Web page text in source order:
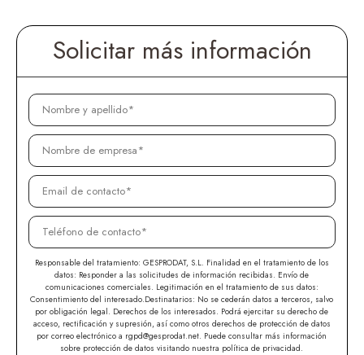
Solicitar más información
Responsable del tratamiento: GESPRODAT, S.L. Finalidad en el tratamiento de los
datos: Responder a las solicitudes de información recibidas. Envío de
comunicaciones comerciales. Legitimación en el tratamiento de sus datos:
Consentimiento del interesado.Destinatarios: No se cederán datos a terceros, salvo
por obligación legal. Derechos de los interesados. Podrá ejercitar su derecho de
acceso, rectificación y supresión, así como otros derechos de protección de datos
por correo electrónico a rgpd@gesprodat.net. Puede consultar más información
sobre protección de datos visitando nuestra política de privacidad.